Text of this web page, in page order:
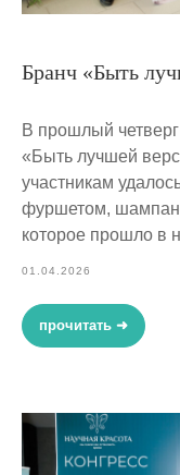
Бранч «Быть
В прошлый
«Быть лучшей
участникам
фуршетом,
которое прошло в
01.04.2026
прочитать ➜